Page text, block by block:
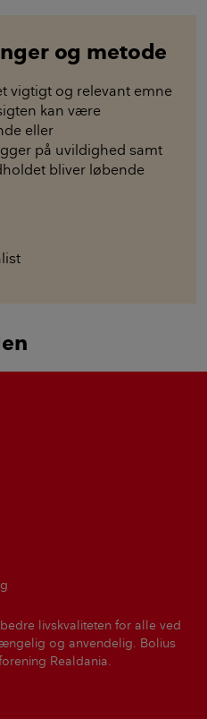
og metode
vigtigt og relevant emne
kan være
eller
på uvildighed samt
bliver løbende
livskvaliteten for alle ved
og anvendelig. Bolius
Realdania.